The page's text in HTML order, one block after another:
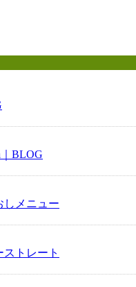
｜BLOG
しメニュー
ストレート